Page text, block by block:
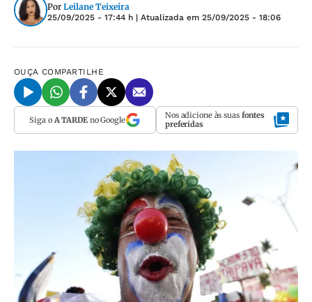
Por Leilane Teixeira
25/09/2025 - 17:44 h | Atualizada em 25/09/2025 - 18:06
OUÇA COMPARTILHE
Siga o A TARDEno Google Nos adicione às suas fontes
preferidas